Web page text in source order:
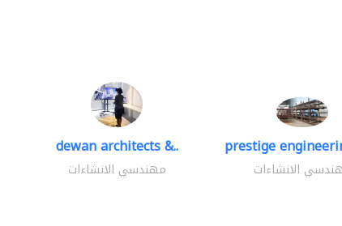
dewan architects &..
مهندسي الانشاءات
prestige
الانشاءات